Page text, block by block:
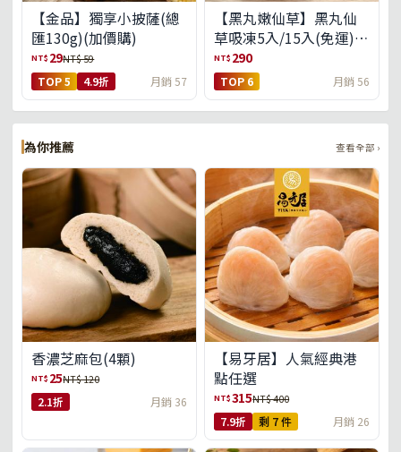
【金品】獨享小披薩(總
匯130g)(加價購)
NT$ 29NT$ 59
TOP 5 4.9折 月銷 57
【黑丸嫩仙草】黑丸仙
草吸凍5入/15入(免運)
(預購中8/14出貨)
NT$ 290
TOP 6 月銷 56
為你推薦 查看全部 ›
香濃芝麻包(4顆)
NT$ 25NT$ 120
2.1折 月銷 36
【易牙居】人氣經典港
點任選
NT$315NT$ 400
7.9折 剩 7 件 月銷 26